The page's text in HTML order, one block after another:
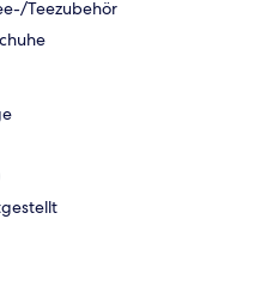
Teezubehör